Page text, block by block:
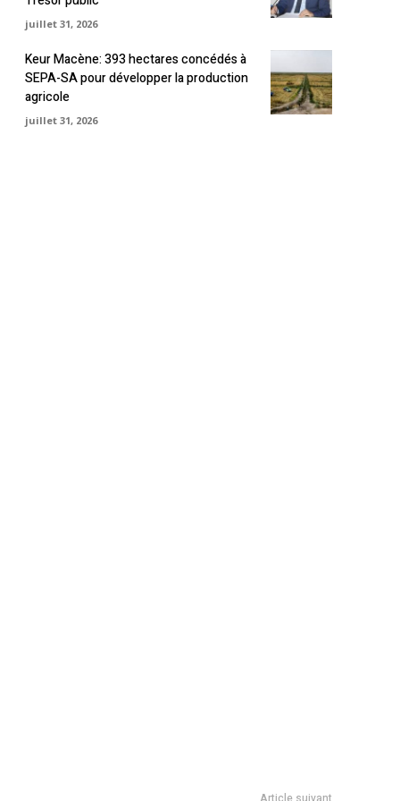
juillet 31, 2026
Keur Macène: 393 hectares concédés à
SEPA-SA pour développer la production
agricole
juillet 31, 2026